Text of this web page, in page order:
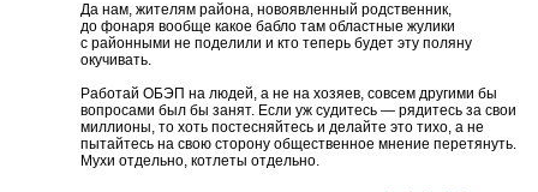
Да нам, жителям района, новоявленный родственник,
до фонаря вообще какое бабло там областные жулики
с районными не поделили и кто теперь будет эту поляну
окучивать.
Работай ОБЭП на людей, а не на хозяев, совсем другими бы
вопросами был бы занят. Если уж судитесь — рядитесь за свои
миллионы, то хоть постесняйтесь и делайте это тихо, а не
пытайтесь на свою сторону общественное мнение перетянуть.
Мухи отдельно, котлеты отдельно.